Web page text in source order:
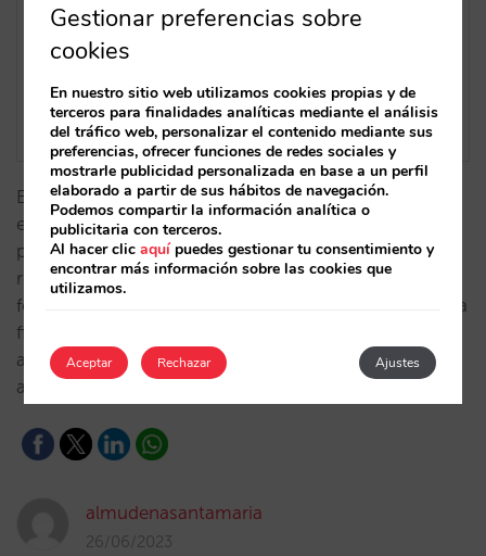
En català Queremos que estés informado de los
eventos que tendrán lugar en Barcelona en los
próximos meses. Nuestro calendario de demanda
recoge los acontecimientos más relevantes, tus
festivos y los de los principales países emisores hasta
final de 2024. Como está en formato Excel puedes
añadir tus propios eventos y mantenerlo siempre
actualizado.…
almudenasantamaria
26/06/2023
Gestionar preferencias sobre
cookies
En nuestro sitio web utilizamos cookies propias y de
terceros para finalidades analíticas mediante el análisis
del tráfico web, personalizar el contenido mediante sus
preferencias, ofrecer funciones de redes sociales y
mostrarle publicidad personalizada en base a un perfil
elaborado a partir de sus hábitos de navegación.
Podemos compartir la información analítica o
publicitaria con terceros.
Al hacer clicaquípuedes gestionar tu consentimiento y
encontrar más información sobre las cookies que
utilizamos.
Aceptar Ajustes
Rechazar